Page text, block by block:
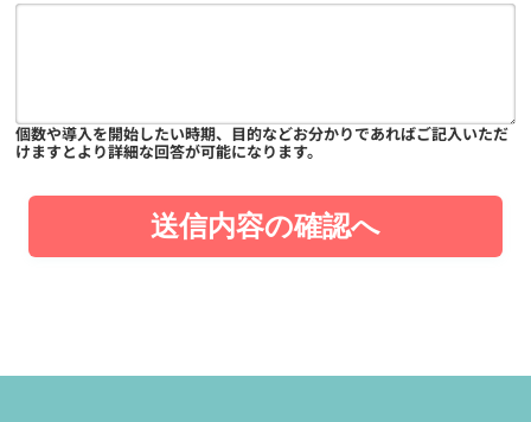
個数や導入を開始したい時期、目的などお分かりであればご記入いただ
けますとより詳細な回答が可能になります。
送信内容の確認へ